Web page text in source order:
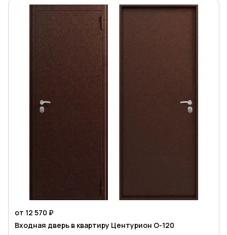
от 12 570 ₽
Входная дверь в квартиру Центурион O-120